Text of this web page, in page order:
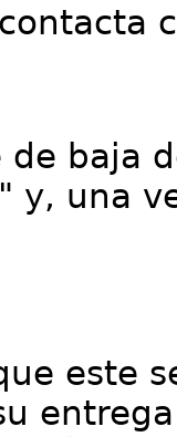
de baja
y, una
este